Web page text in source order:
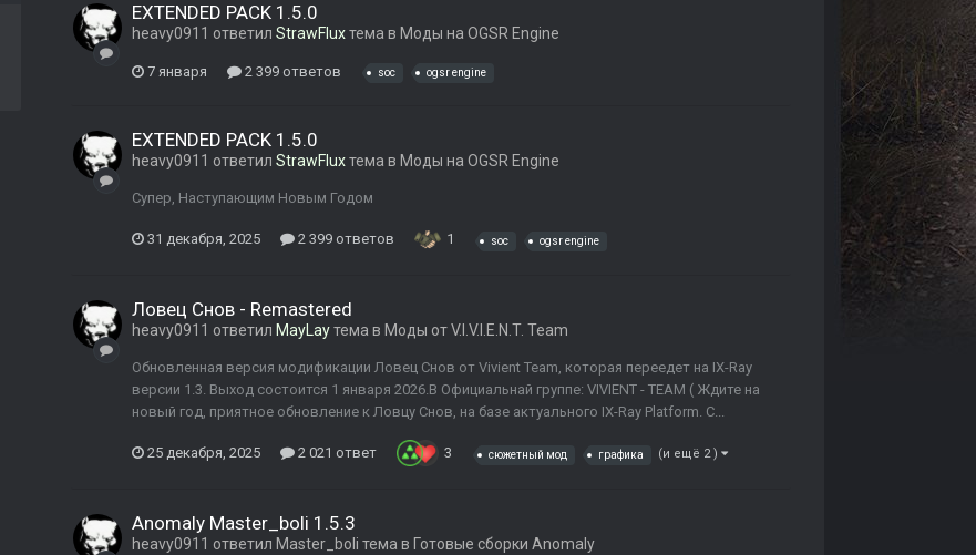
EXTENDED PACK 1.5.0
heavy0911 ответил StrawFluxтема в Моды на OGSR Engine
7 января 2 399 ответов soc ogsr engine
EXTENDED PACK 1.5.0
heavy0911 ответил StrawFluxтема в Моды на OGSR Engine
Супер, Наступающим Новым Годом
31 декабря, 2025 2 399 ответов 1 soc ogsr engine
Ловец Снов - Remastered
heavy0911 ответил MayLayтема в Моды от V.I.V.I.E.N.T. Team
Обновленная версия модификации Ловец Снов от Vivient Team, которая переедет на IX-Ray
версии 1.3. Выход состоится 1 января 2026.В Официальнай группе: VIVIENT - TEAM ( Ждите на
новый год, приятное обновление к Ловцу Снов, на базе актуального IX-Ray Platform. С...
25 декабря, 2025 2 021 ответ 3 сюжетный мод графика (и ещё 2 )
Anomaly Master_boli 1.5.3
heavy0911 ответил Master_boli тема в Готовые сборки Anomaly